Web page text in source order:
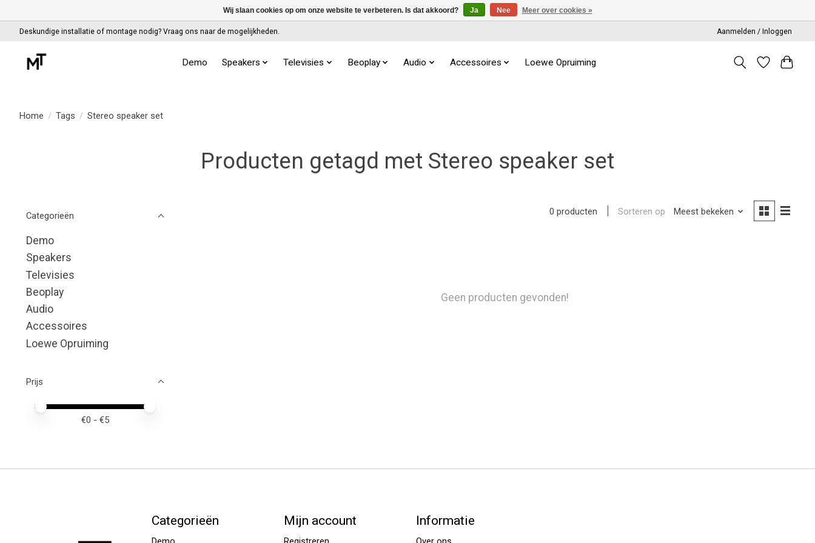
Deskundige installatie of montage nodig? Vraag ons naar de mogelijkheden. Aanmelden / Inloggen
Demo Speakers Televisies Beoplay Audio Accessoires Loewe Opruiming
Home / Tags / Stereo speaker set
Producten getagd met Stereo speaker set
Categorieën
Demo
Speakers
Televisies
Beoplay
Audio
Accessoires
Loewe Opruiming
Prijs
Minimale prijswaarde
Price maximum value
€0 - €5
0 producten Sorteren op Meest bekeken
Geen producten gevonden!
Categorieën Mijn account Informatie
Wij slaan cookies op om onze website te verbeteren. Is dat akkoord? Ja Nee Meer over cookies »